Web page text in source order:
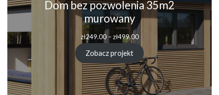
Dom bez pozwolenia 35m2
murowany
zł249.00 – zł499.00Zakres
od
zł249.00
do
zł499.00
Zobacz projekt